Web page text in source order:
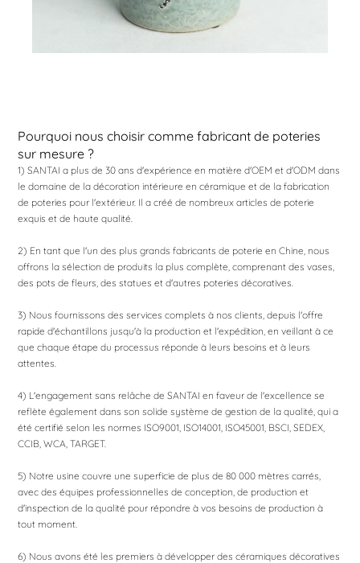
Pourquoi nous choisir comme fabricant de poteries
sur mesure ?
1) SANTAI a plus de 30 ans d'expérience en matière d'OEM et d'ODM dans
le domaine de la décoration intérieure en céramique et de la fabrication
de poteries pour l'extérieur. Il a créé de nombreux articles de poterie
exquis et de haute qualité.
2) En tant que l'un des plus grands fabricants de poterie en Chine, nous
offrons la sélection de produits la plus complète, comprenant des vases,
des pots de fleurs, des statues et d'autres poteries décoratives.
3) Nous fournissons des services complets à nos clients, depuis l'offre
rapide d'échantillons jusqu'à la production et l'expédition, en veillant à ce
que chaque étape du processus réponde à leurs besoins et à leurs
attentes.
4) L'engagement sans relâche de SANTAI en faveur de l'excellence se
reflète également dans son solide système de gestion de la qualité, qui a
été certifié selon les normes ISO9001, ISO14001, ISO45001, BSCI, SEDEX,
CCIB, WCA, TARGET.
5) Notre usine couvre une superficie de plus de 80 000 mètres carrés,
avec des équipes professionnelles de conception, de production et
d'inspection de la qualité pour répondre à vos besoins de production à
tout moment.
6) Nous avons été les premiers à développer des céramiques décoratives